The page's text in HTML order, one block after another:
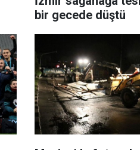
bir gecede düştü